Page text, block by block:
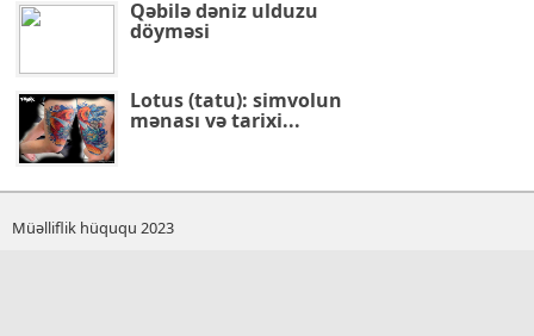
Qəbilə dəniz ulduzu
döyməsi
Lotus (tatu): simvolun
mənası və tarixi...
Müəlliflik hüququ 2023